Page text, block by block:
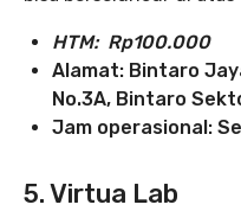
HTM: Rp100.000
Alamat: Bintaro
No.3A, Bintaro
Jam operasional:
5. Virtua Lab